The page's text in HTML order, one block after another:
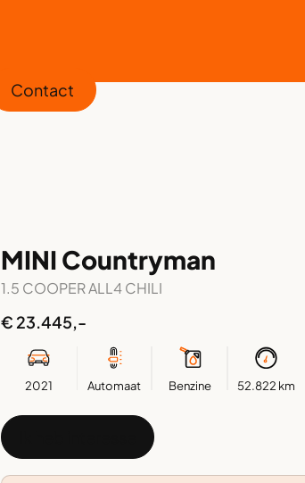
Contact
MINI Countryman
1.5 COOPER ALL4 CHILI
€ 23.445,-
2021 Automaat Benzine 52.822 km